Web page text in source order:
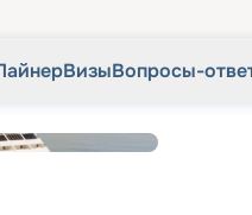
ВизыВопросы-